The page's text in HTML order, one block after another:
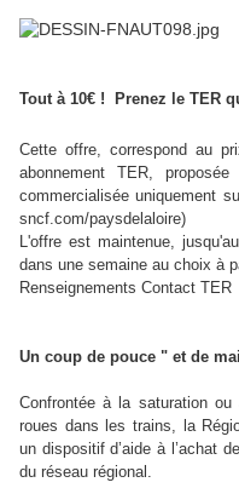
Tout à 10€ ! Prenez le TER
Cette offre, correspond au
abonnement TER,
commercialisée uniquement
sncf.com/paysdelaloire)
L'offre est maintenue,
dans une semaine au choix à
Renseignements Contact
Un coup de pouce " et de
Confrontée à la saturation
roues dans les trains, la
un dispositif d’aide à l’achat
du réseau régional.